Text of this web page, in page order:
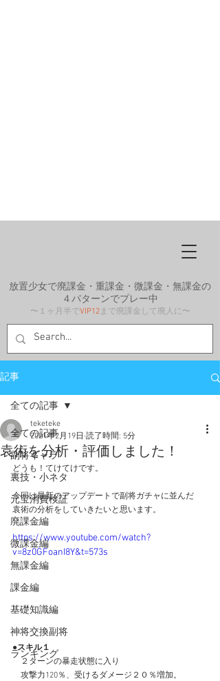
放置少女で廃課金・重課金・微課金・無課金の
４パターンでプレー中
〜１ヶ月半でVIP12まで廃課金して廃人に〜
記事
全ての記事
副将キャラ
裏技・小ネタ
元宝消費検証
廃課金編
微課金編
無課金編
課金編
基礎知識編
神将交換副将
ランキング
全ての記事
袁術を分析・評価しました！
teketeke
2021年2月19日 読了時間: 5分
どうも！てけてけです。
今回は最新のアップデートで副将ガチャに並んだ
袁術の分析をしていきたいと思います。
https://www.youtube.com/watch?
v=8z0GFoanI8Y&t=573s
●スキル１
２ターンの暴走状態に入り
攻撃力120％、受けるダメージ２０％増加。